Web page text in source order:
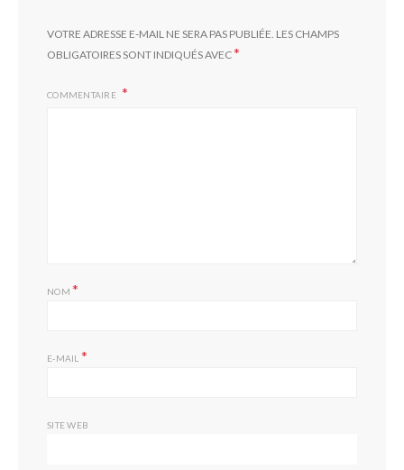
VOTRE ADRESSE E-MAIL NE SERA PAS PUBLIÉE. LES CHAMPS
OBLIGATOIRES SONT INDIQUÉS AVEC*
COMMENTAIRE
NOM *
E-MAIL *
SITE WEB